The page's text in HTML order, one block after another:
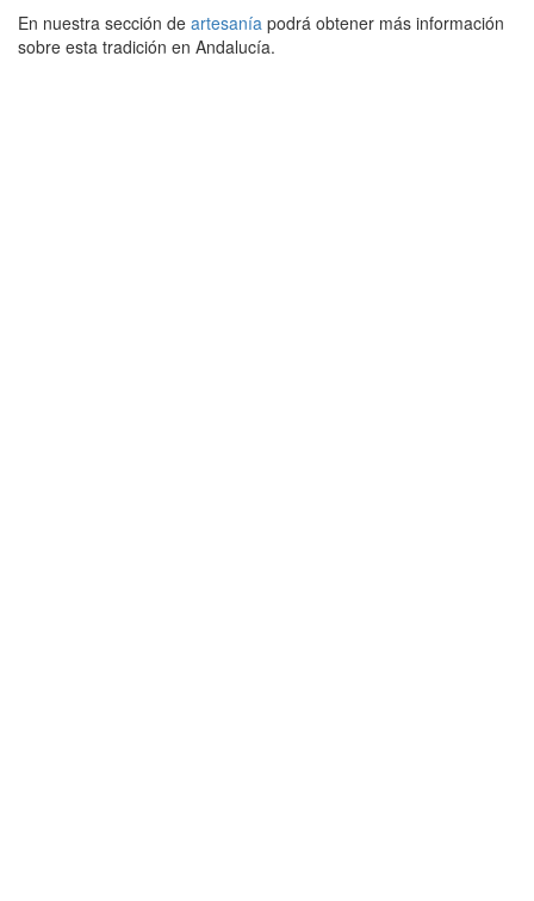
En nuestra sección de artesanía podrá obtener más información
sobre esta tradición en Andalucía.